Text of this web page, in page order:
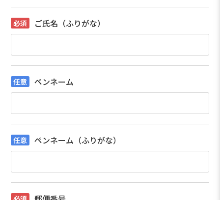
ご氏名（ふりがな）
ペンネーム
ペンネーム（ふりがな）